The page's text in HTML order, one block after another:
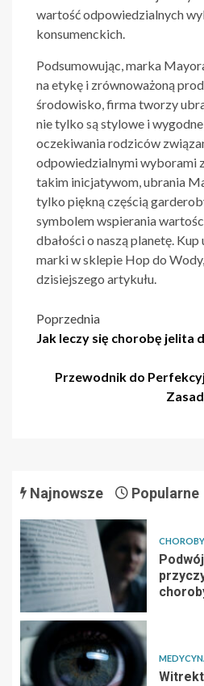
wartość odpowiedzialnych
konsumenckich.
Podsumowując, marka
na etykę i zrównoważoną
środowisko, firma tworzy
nie tylko są stylowe i
oczekiwania rodziców
odpowiedzialnymi wyborami
takim inicjatywom, ubrania
tylko piękną częścią
symbolem wspierania
dbałości o naszą planetę.
marki w sklepie Hop do Wody
dzisiejszego artykułu.
Nawigacja
wpisu
Poprzednia
Jak leczy się chorobę jelita
Przewodnik do
Najnowsze Popularne
CHOROBY